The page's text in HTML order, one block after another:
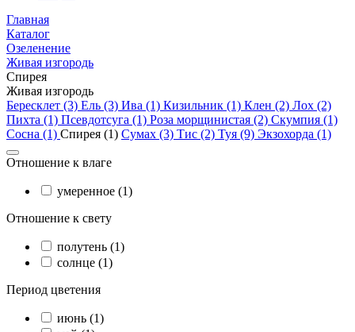
Главная
Каталог
Озеленение
Живая изгородь
Спирея
Живая изгородь
Бересклет (3) Ель (3) Ива (1) Кизильник (1) Клен (2) Лох (2)
Пихта (1) Псевдотсуга (1) Роза морщинистая (2) Скумпия (1)
Сосна (1) Спирея (1) Сумах (3) Тис (2) Туя (9) Экзохорда (1)
Отношение к влаге
умеренное (1)
Отношение к свету
полутень (1)
солнце (1)
Период цветения
июнь (1)